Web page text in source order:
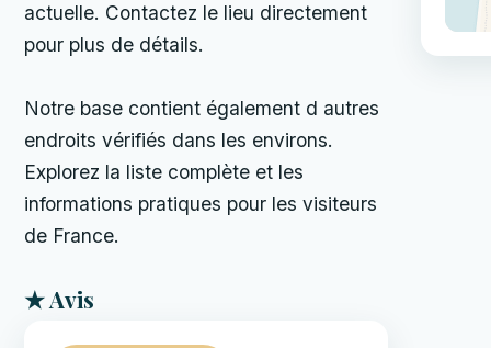
actuelle. Contactez le lieu directement
pour plus de détails.
Notre base contient également d autres
endroits vérifiés dans les environs.
Explorez la liste complète et les
informations pratiques pour les visiteurs
de France.
★ Avis